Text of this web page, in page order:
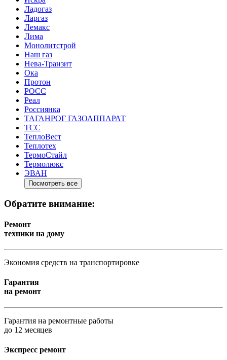
Ладогаз
Ларгаз
Лемакс
Лима
Монолитстрой
Наш газ
Нева-Транзит
Ока
Протон
РОСС
Реал
Россиянка
ТАГАНРОГ ГАЗОАППАРАТ
ТСС
ТеплоВест
Теплотех
ТермоСтайл
Термолюкс
ЭВАН
Посмотреть все
Обратите внимание:
Ремонт
техники на дому
Экономия средств на транспортировке
Гарантия
на ремонт
Гарантия на ремонтные работы
до 12 месяцев
Экспресс ремонт